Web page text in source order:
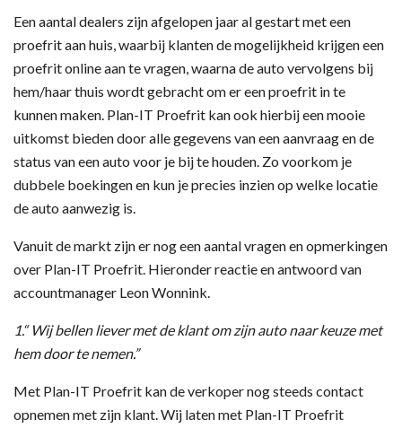
Een aantal dealers zijn afgelopen jaar al gestart met een
proefrit aan huis, waarbij klanten de mogelijkheid krijgen een
proefrit online aan te vragen, waarna de auto vervolgens bij
hem/haar thuis wordt gebracht om er een proefrit in te
kunnen maken. Plan-IT Proefrit kan ook hierbij een mooie
uitkomst bieden door alle gegevens van een aanvraag en de
status van een auto voor je bij te houden. Zo voorkom je
dubbele boekingen en kun je precies inzien op welke locatie
de auto aanwezig is.
Vanuit de markt zijn er nog een aantal vragen en opmerkingen
over Plan-IT Proefrit. Hieronder reactie en antwoord van
accountmanager Leon Wonnink.
1.“ Wij bellen liever met de klant om zijn auto naar keuze met
hem door te nemen.”
Met Plan-IT Proefrit kan de verkoper nog steeds contact
opnemen met zijn klant. Wij laten met Plan-IT Proefrit